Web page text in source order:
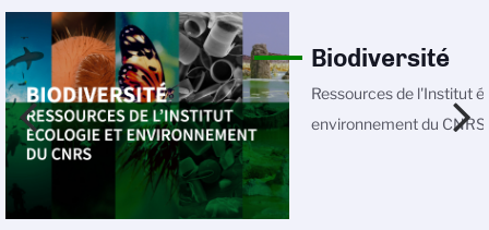
Biodiversité
Ressources de l'Institut
environnement du CNRS